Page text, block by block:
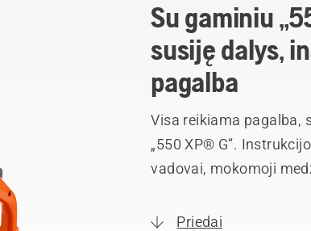
Su gaminiu
susiję dalys,
pagalba
Visa reikiama pagalba,
„550 XP® G“.
vadovai, mokomoji
Priedai